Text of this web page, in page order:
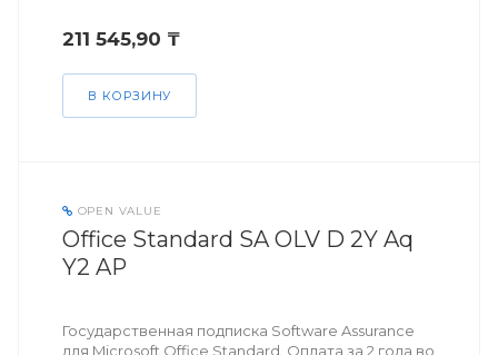
211 545,90 ₸
В КОРЗИНУ
OPEN VALUE
Office Standard SA OLV D 2Y Aq
Y2 AP
Государственная подписка Software Assurance
для Microsoft Office Standard. Оплата за 2 года во